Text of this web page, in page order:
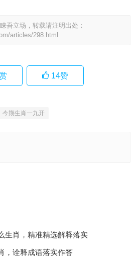
吾立场，转载请注明出处：
articles/298.html
14赞
今期生肖一九开
生肖，精准精选解释落实
，诠释成语落实作答